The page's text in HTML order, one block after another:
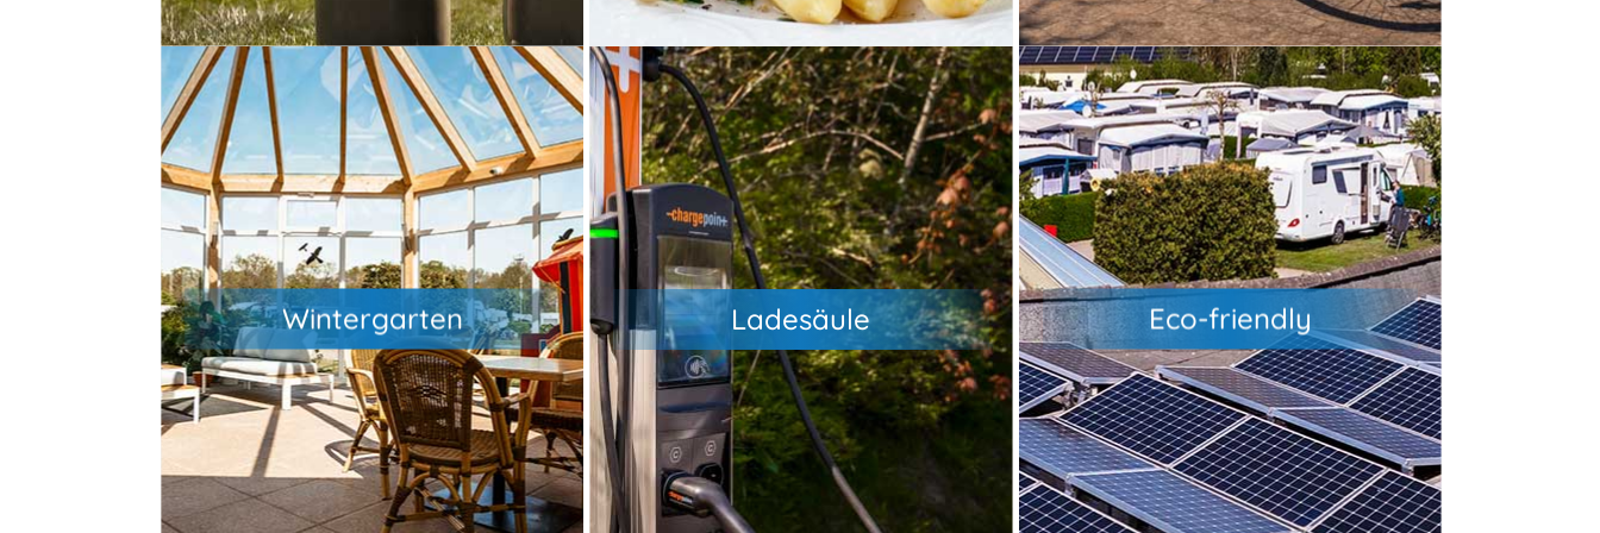
Wintergarten
Im Wintergarten findest du
Infomaterial zu Ausflugszielen und
Veranstaltungsmöglichkeiten in der
Umgebung. Außerdem kannst du hier
auf unseren Loungemöbeln oder im
Strandkorb entspannen.
Ladesäule
Du bist mit Deinem E-Fahrzeug
unterwegs? Kein Problem, laden
kannst Du bequem über unseren
Servicepartner ChargePoint an zwei
22kw-Ladesäulen (AC) auf unserem
Parkplatz.
Eco-friendly
Camping komfortabel, umweltbewusst
und naturnah.
Wir setzen auf nachhaltige Lösungen
wie
• wassersparende Systeme
• Mülltrennung & Recycling
• regionale und umweltfreundliche
Produkte
• erneuerbare Energien